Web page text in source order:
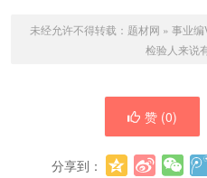
未经允许不得转载： 题材网 » 事业
检验人来说
赞 (0)
分享到：